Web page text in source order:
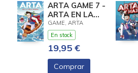
ARTA GAME 7 -
ARTA EN LA
ISLA MÁXIMA
GAME, ARTA
En stock
19,95 €
Comprar